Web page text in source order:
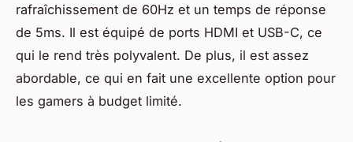
rafraîchissement de 60Hz et un temps de réponse
de 5ms. Il est équipé de ports HDMI et USB-C, ce
qui le rend très polyvalent. De plus, il est assez
abordable, ce qui en fait une excellente option pour
les gamers à budget limité.